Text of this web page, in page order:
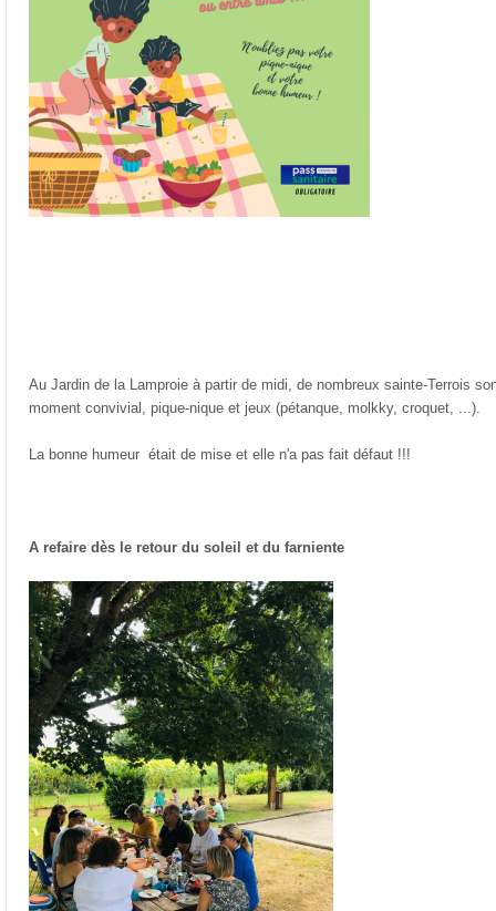
Au Jardin de la Lamproie à partir de midi, de nombreux sainte-Terrois
moment convivial, pique-nique et jeux (pétanque, molkky, croquet, ...).
La bonne humeur était de mise et elle n'a pas fait défaut !!!
A refaire dès le retour du soleil et du farniente